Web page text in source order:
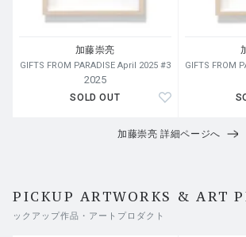
加藤崇亮
GIFTS FROM PARADISE April 2025 #3
2025
SOLD OUT
GIFTS FROM
加藤崇亮 詳細ページへ
PICKUP ARTWORKS & ART
ックアップ作品・アートプロダクト